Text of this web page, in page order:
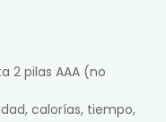
2 pilas AAA (no
calorías, tiempo,